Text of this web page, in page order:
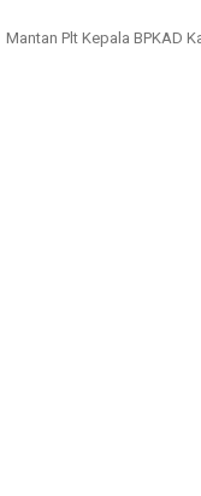
Mantan Plt Kepala BPKAD